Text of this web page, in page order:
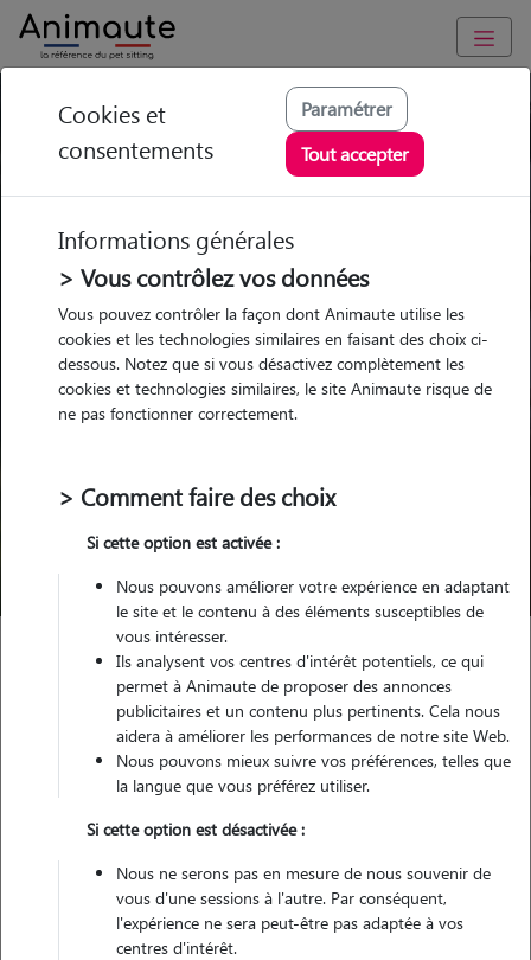
Trouvez votre gardien idéal !
Garde
chez le Pet Sitter
Garde
chez le Pet Sitter Visites
Visites
Pour quel animal ?
Trouver mon Pet Sitter
Garde animaux France Normandie
Orne
Domfront en Poiraie
Nos promeneurs à Domfront en
Poiraie
Cookies et
consentements
Paramétrer
Tout accepter
Informations générales
> Vous contrôlez vos données
Vous pouvez contrôler la façon dont Animaute utilise les
cookies et les technologies similaires en faisant des choix ci-
dessous. Notez que si vous désactivez complètement les
cookies et technologies similaires, le site Animaute risque de
ne pas fonctionner correctement.
> Comment faire des choix
Si cette option est activée :
Nous pouvons améliorer votre expérience en adaptant
le site et le contenu à des éléments susceptibles de
vous intéresser.
Ils analysent vos centres d'intérêt potentiels, ce qui
permet à Animaute de proposer des annonces
publicitaires et un contenu plus pertinents. Cela nous
aidera à améliorer les performances de notre site Web.
Nous pouvons mieux suivre vos préférences, telles que
la langue que vous préférez utiliser.
Si cette option est désactivée :
Nous ne serons pas en mesure de nous souvenir de
vous d'une sessions à l'autre. Par conséquent,
l'expérience ne sera peut-être pas adaptée à vos
centres d'intérêt.